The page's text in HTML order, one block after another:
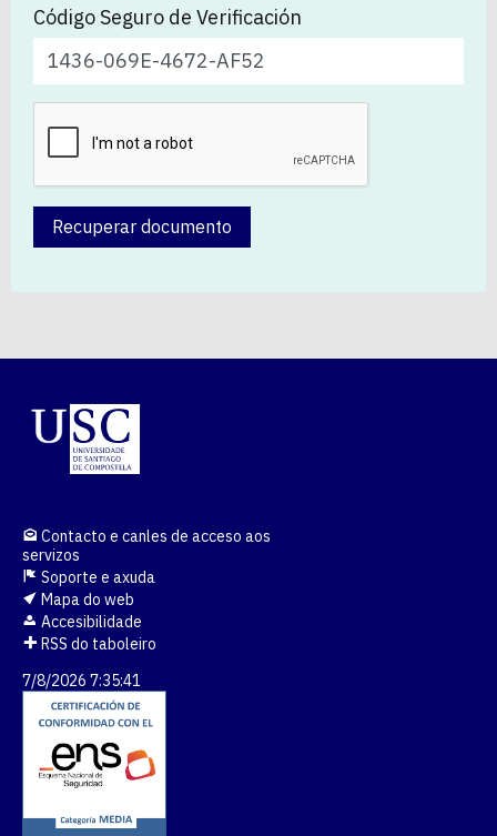
Código Seguro de Verificación
Recuperar documento
Contacto e canles de acceso aos
servizos
Soporte e axuda
Mapa do web
Accesibilidade
RSS do taboleiro
7/8/2026 7:35:41